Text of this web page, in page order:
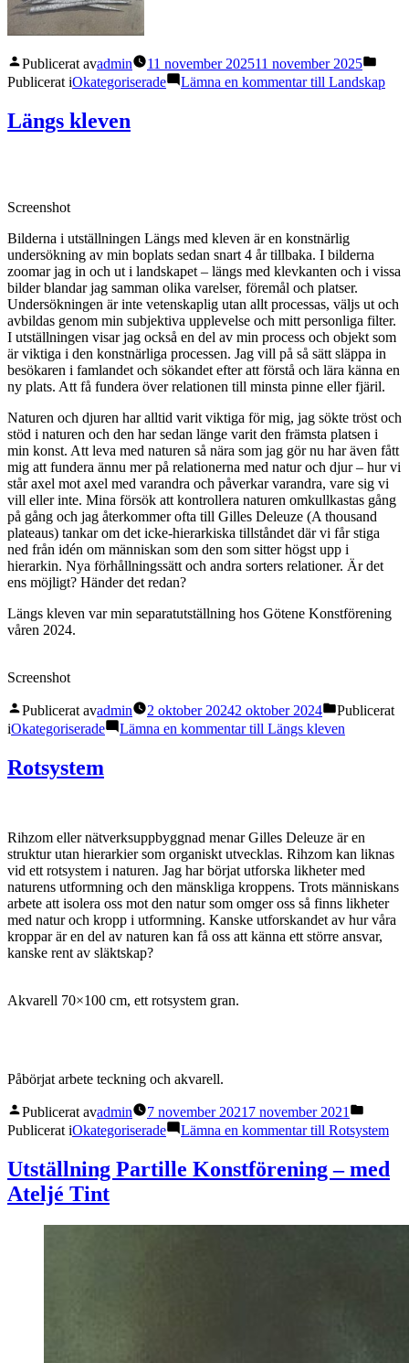
Publicerat avadmin 11 november 202511 november 2025
Publicerat iOkategoriserade Lämna en kommentartill Landskap
Längs kleven
Screenshot
Bilderna i utställningen Längs med kleven är en konstnärlig
undersökning av min boplats sedan snart 4 år tillbaka. I bilderna
zoomar jag in och ut i landskapet – längs med klevkanten och i vissa
bilder blandar jag samman olika varelser, föremål och platser.
Undersökningen är inte vetenskaplig utan allt processas, väljs ut och
avbildas genom min subjektiva upplevelse och mitt personliga filter.
I utställningen visar jag också en del av min process och objekt som
är viktiga i den konstnärliga processen. Jag vill på så sätt släppa in
besökaren i famlandet och sökandet efter att förstå och lära känna en
ny plats. Att få fundera över relationen till minsta pinne eller fjäril.
Naturen och djuren har alltid varit viktiga för mig, jag sökte tröst och
stöd i naturen och den har sedan länge varit den främsta platsen i
min konst. Att leva med naturen så nära som jag gör nu har även fått
mig att fundera ännu mer på relationerna med natur och djur – hur vi
står axel mot axel med varandra och påverkar varandra, vare sig vi
vill eller inte. Mina försök att kontrollera naturen omkullkastas gång
på gång och jag återkommer ofta till Gilles Deleuze (A thousand
plateaus) tankar om det icke-hierarkiska tillståndet där vi får stiga
ned från idén om människan som den som sitter högst upp i
hierarkin. Nya förhållningssätt och andra sorters relationer. Är det
ens möjligt? Händer det redan?
Längs kleven var min separatutställning hos Götene Konstförening
våren 2024.
Screenshot
Publicerat avadmin 2 oktober 20242 oktober 2024
Publicerat
iOkategoriserade Lämna en kommentartill Längs kleven
Rotsystem
Rihzom eller nätverksuppbyggnad menar Gilles Deleuze är en
struktur utan hierarkier som organiskt utvecklas. Rihzom kan liknas
vid ett rotsystem i naturen. Jag har börjat utforska likheter med
naturens utformning och den mänskliga kroppens. Trots människans
arbete att isolera oss mot den natur som omger oss så finns likheter
med natur och kropp i utformning. Kanske utforskandet av hur våra
kroppar är en del av naturen kan få oss att känna ett större ansvar,
kanske rent av släktskap?
Akvarell 70×100 cm, ett rotsystem gran.
Påbörjat arbete teckning och akvarell.
Publicerat avadmin 7 november 2021 7 november 2021
Publicerat iOkategoriserade Lämna en kommentartill Rotsystem
Utställning Partille Konstförening – med
Ateljé Tint